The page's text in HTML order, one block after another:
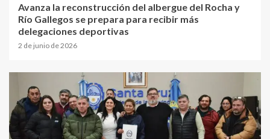
Avanza la reconstrucción del albergue del Rocha y
Río Gallegos se prepara para recibir más
delegaciones deportivas
2 de junio de 2026